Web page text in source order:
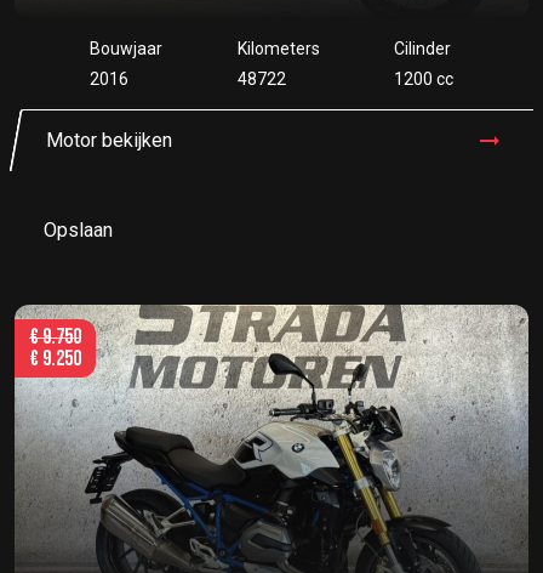
Bouwjaar
2016
Kilometers
48722
Cilinder
1200 cc
Motor bekijken
Opslaan
€9.750
€ 9.250